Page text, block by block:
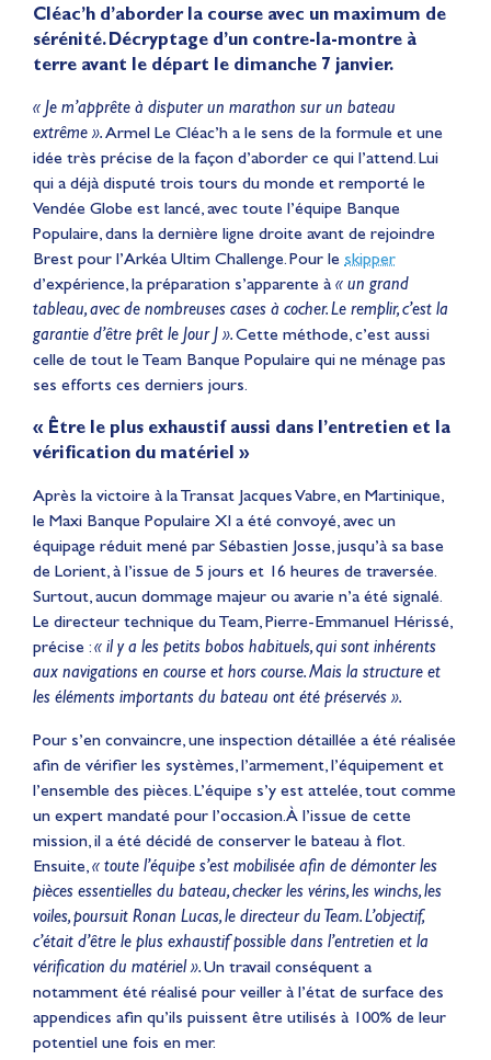
Cléac’h d’aborder la course avec un maximum de
sérénité. Décryptage d’un contre-la-montre à
terre avant le départ le dimanche 7 janvier.
« Je m’apprête à disputer un marathon sur un bateau
extrême ».Armel Le Cléac’h a le sens de la formule et une
idée très précise de la façon d’aborder ce qui l’attend. Lui
qui a déjà disputé trois tours du monde et remporté le
Vendée Globe est lancé, avec toute l’équipe Banque
Populaire, dans la dernière ligne droite avant de rejoindre
Brest pour l’Arkéa Ultim Challenge. Pour le skipper
d’expérience, la préparation s’apparente à « un grand
tableau, avec de nombreuses cases à cocher. Le remplir, c’est la
garantie d’être prêt le Jour J ».Cette méthode, c’est aussi
celle de tout le Team Banque Populaire qui ne ménage pas
ses efforts ces derniers jours.
« Être le plus exhaustif aussi dans l’entretien et la
vérification du matériel »
Après la victoire à la Transat Jacques Vabre, en Martinique,
le Maxi Banque Populaire XI a été convoyé, avec un
équipage réduit mené par Sébastien Josse, jusqu’à sa base
de Lorient, à l’issue de 5 jours et 16 heures de traversée.
Surtout, aucun dommage majeur ou avarie n’a été signalé.
Le directeur technique du Team, Pierre-Emmanuel Hérissé,
précise :« il y a les petits bobos habituels, qui sont inhérents
aux navigations en course et hors course. Mais la structure et
les éléments importants du bateau ont été préservés ».
Pour s’en convaincre, une inspection détaillée a été réalisée
afin de vérifier les systèmes, l’armement, l’équipement et
l’ensemble des pièces. L’équipe s’y est attelée, tout comme
un expert mandaté pour l’occasion. À l’issue de cette
mission, il a été décidé de conserver le bateau à flot.
Ensuite,« toute l’équipe s’est mobilisée afin de démonter les
pièces essentielles du bateau, checker les vérins, les winchs, les
voiles, poursuit Ronan Lucas, le directeur du Team. L’objectif,
c’était d’être le plus exhaustif possible dans l’entretien et la
vérification du matériel ».Un travail conséquent a
notamment été réalisé pour veiller à l’état de surface des
appendices afin qu’ils puissent être utilisés à 100% de leur
potentiel une fois en mer.